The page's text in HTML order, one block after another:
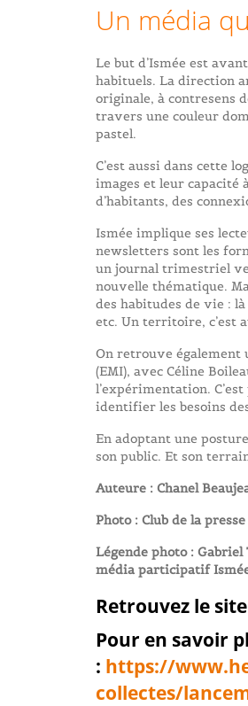
Un média
Le but d’Ismée est
habituels. La direction
originale, à contresens
travers une couleur
pastel.
C’est aussi dans cette
images et leur capacité
d’habitants, des
Ismée implique ses
newsletters sont les
un journal trimestriel
nouvelle thématique.
des habitudes de vie : là
etc. Un territoire, c’est
On retrouve également
(EMI), avec Céline
l’expérimentation.
identifier les besoins
En adoptant une
son public. Et son
Auteure : Chanel
Photo : Club de la
Légende photo :
média participatif
Retrouvez le
Pour en savoir
: https://
collectes/